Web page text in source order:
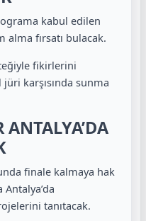
kabul edilen
fırsatı bulacak.
fikirlerini
karşısında sunma
finale kalmaya hak
Antalya’da
tanıtacak.